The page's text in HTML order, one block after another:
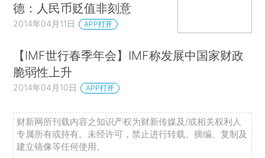
德：人民币贬值非刻意
2014年04月11日 APP打开
【IMF世行春季年会】IMF称发展中国家财政
脆弱性上升
2014年04月10日 APP打开
财新网所刊载内容之知识产权为财新传媒及/或相关权利人
专属所有或持有。未经许可，禁止进行转载、摘编、复制及
建立镜像等任何使用。